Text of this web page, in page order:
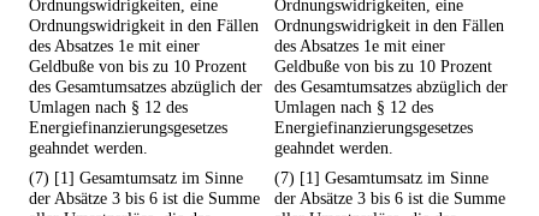
Ordnungswidrigkeiten, eine
Ordnungswidrigkeit in den Fällen
des Absatzes 1e mit einer
Geldbuße von bis zu 10 Prozent
des Gesamtumsatzes abzüglich der
Umlagen nach § 12 des
Energiefinanzierungsgesetzes
geahndet werden.
Ordnungswidrigkeiten, eine
Ordnungswidrigkeit in den Fällen
des Absatzes 1e mit einer
Geldbuße von bis zu 10 Prozent
des Gesamtumsatzes abzüglich der
Umlagen nach § 12 des
Energiefinanzierungsgesetzes
geahndet werden.
(7) [1] Gesamtumsatz im Sinne
der Absätze 3 bis 6 ist die Summe
(7) [1] Gesamtumsatz im Sinne
der Absätze 3 bis 6 ist die Summe